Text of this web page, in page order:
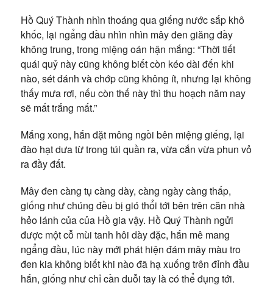
Hồ Quý Thành nhìn thoáng qua giếng nước sắp khô
khốc, lại ngẩng đầu nhìn nhìn mây đen giăng đầy
không trung, trong miệng oán hận mắng: “Thời tiết
quái quỷ này cũng không biết còn kéo dài đến khi
nào, sét đánh và chớp cũng không ít, nhưng lại không
thấy mưa rơi, nếu còn thế này thì thu hoạch năm nay
sẽ mất trắng mất.”
Mắng xong, hắn đặt mông ngồi bên miệng giếng, lại
đào hạt dưa từ trong túi quần ra, vừa cắn vừa phun vỏ
ra đầy đất.
Mây đen càng tụ càng dày, càng ngày càng thấp,
giống như chúng đều bị gió thổi tới bên trên căn nhà
hẻo lánh của của Hồ gia vậy. Hồ Quý Thành ngửi
được một cỗ mùi tanh hôi dày đặc, hắn mê mang
ngẩng đầu, lúc này mới phát hiện đám mây màu tro
đen kia không biết khi nào đã hạ xuống trên đỉnh đầu
hắn, giống như chỉ cần duỗi tay là có thể đụng tới.